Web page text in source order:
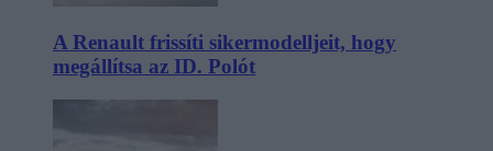
A Renault frissíti sikermodelljeit, hogy
megállítsa az ID. Polót